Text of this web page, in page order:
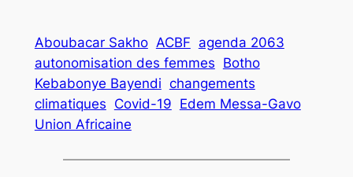
Aboubacar Sakho ACBF agenda 2063
autonomisation des femmes Botho
Kebabonye Bayendi changements
climatiques Covid-19 Edem Messa-Gavo
Union Africaine